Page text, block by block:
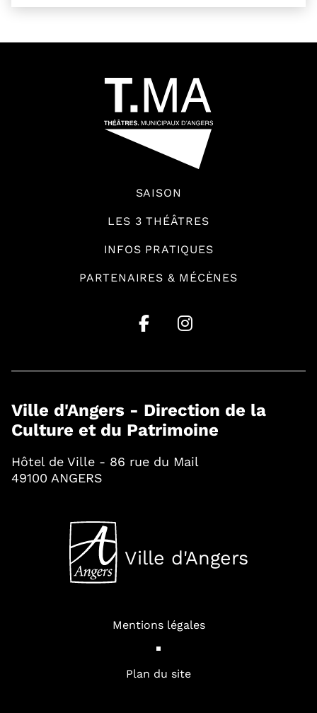
SAISON
LES 3 THÉÂTRES
INFOS PRATIQUES
PARTENAIRES & MÉCÈNES
Ville d'Angers - Direction de la
Culture et du Patrimoine
Hôtel de Ville - 86 rue du Mail
49100 ANGERS
Ville d'Angers
, Ouvre une nouvelle
Mentions légales
Plan du site